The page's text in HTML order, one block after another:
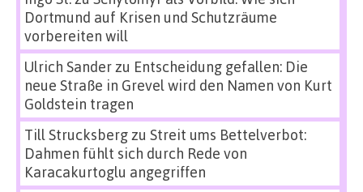
Dortmund auf Krisen und Schutzräume
vorbereiten will
Ulrich Sanderzu Entscheidung gefallen: Die
neue Straße in Grevel wird den Namen von Kurt
Goldstein tragen
Till Strucksbergzu Streit ums Bettelverbot:
Dahmen fühlt sich durch Rede von
Karacakurtoglu angegriffen